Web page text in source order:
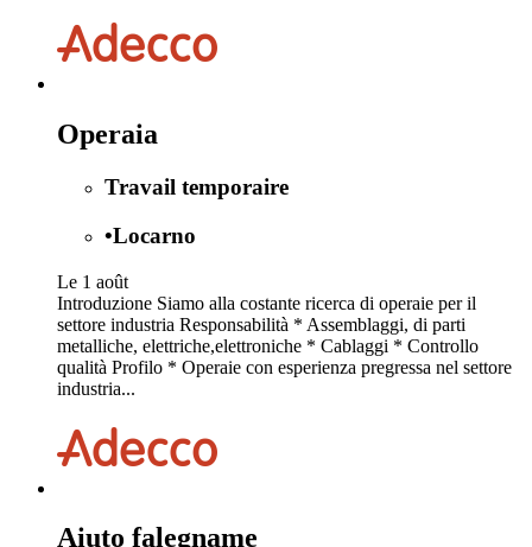
Operaia
Travail temporaire
•Locarno
Le 1 août
Introduzione Siamo alla costante ricerca di operaie per il
settore industria Responsabilità * Assemblaggi, di parti
metalliche, elettriche,elettroniche * Cablaggi * Controllo
qualità Profilo * Operaie con esperienza pregressa nel settore
industria...
Aiuto falegname